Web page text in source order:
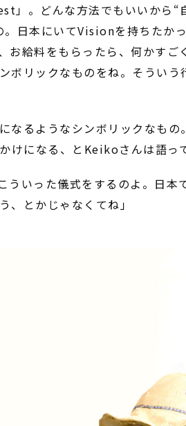
。どんな方法でもいいから“
日本にいてVisionを持ちたか
お給料をもらったら、何かすご
ボリックなものをね。そうい
なるようなシンボリックなも
けになる、とKeikoさんは語っ
いった儀式をするのよ。日本
、とかじゃなくてね」